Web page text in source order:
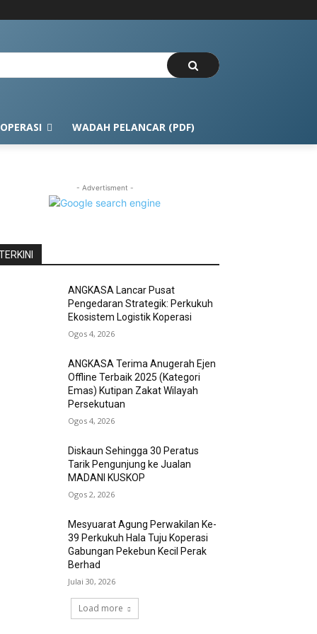
WADAH PELANCAR (PDF)
- Advertisment -
ANGKASA Lancar Pusat
Pengedaran Strategik: Perkukuh
Ekosistem Logistik Koperasi
Ogos 4, 2026
ANGKASA Terima Anugerah Ejen
Offline Terbaik 2025 (Kategori
Emas) Kutipan Zakat Wilayah
Persekutuan
Ogos 4, 2026
Diskaun Sehingga 30 Peratus
Tarik Pengunjung ke Jualan
MADANI KUSKOP
Ogos 2, 2026
Mesyuarat Agung Perwakilan Ke-
39 Perkukuh Hala Tuju Koperasi
Gabungan Pekebun Kecil Perak
Berhad
Julai 30, 2026
Load more